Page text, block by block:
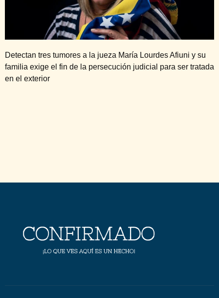
Detectan tres tumores a la jueza María Lourdes Afiuni y su
familia exige el fin de la persecución judicial para ser tratada
en el exterior